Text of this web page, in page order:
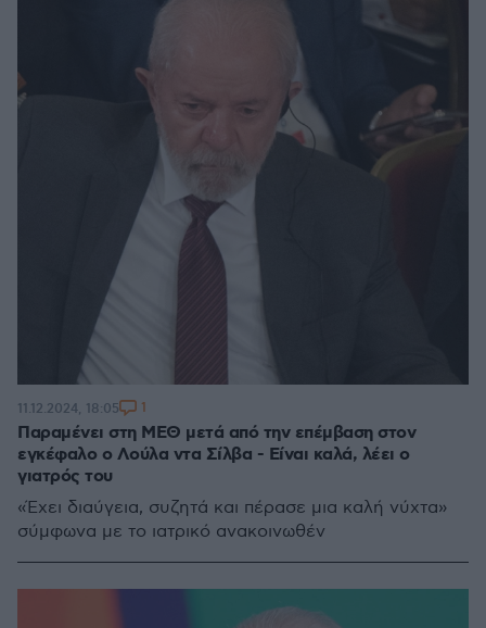
Παραμένει στη ΜΕΘ μετά από την επέμβαση στον
εγκέφαλο ο Λούλα ντα Σίλβα - Είναι καλά, λέει ο
γιατρός του
«Έχει διαύγεια, συζητά και πέρασε μια καλή νύχτα»
σύμφωνα με το ιατρικό ανακοινωθέν
11.12.2024, 18:05 1